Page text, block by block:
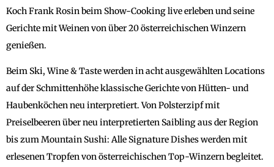
Koch Frank Rosin beim Show-Cooking live erleben und seine
Gerichte mit Weinen von über 20 österreichischen Winzern
genießen.
Beim Ski, Wine & Taste werden in acht ausgewählten Locations
auf der Schmittenhöhe klassische Gerichte von Hütten- und
Haubenköchen neu interpretiert. Von Polsterzipf mit
Preiselbeeren über neu interpretierten Saibling aus der Region
bis zum Mountain Sushi: Alle Signature Dishes werden mit
erlesenen Tropfen von österreichischen Top-Winzern begleitet.